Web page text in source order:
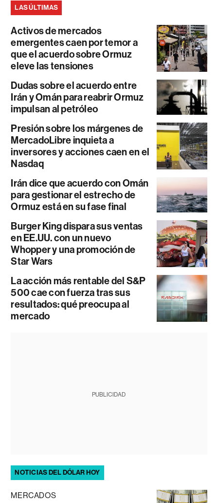
LAS ÚLTIMAS
Activos de mercados
emergentes caen por temor a
que el acuerdo sobre Ormuz
eleve las tensiones
Dudas sobre el acuerdo entre
Irán y Omán para reabrir Ormuz
impulsan al petróleo
Presión sobre los márgenes de
MercadoLibre inquieta a
inversores y acciones caen en el
Nasdaq
Irán dice que acuerdo con Omán
para gestionar el estrecho de
Ormuz está en su fase final
Burger King dispara sus ventas
en EE.UU. con un nuevo
Whopper y una promoción de
Star Wars
La acción más rentable del S&P
500 cae con fuerza tras sus
resultados: qué preocupa al
mercado
PUBLICIDAD
NOTICIAS DEL DÓLAR HOY
MERCADOS